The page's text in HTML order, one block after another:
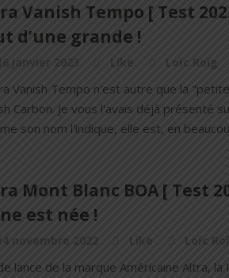
Vanish Tempo [ Test
d’une grande !
janvier 2023 Like Loïc Roig
Vanish Tempo n'est autre que la
Carbon. Je vous l'avais déjà présenté
son nom l'indique, elle est, en
Mont Blanc BOA [ Test
est née !
novembre 2022 Like Loïc
lance de la marque Américaine Altra,